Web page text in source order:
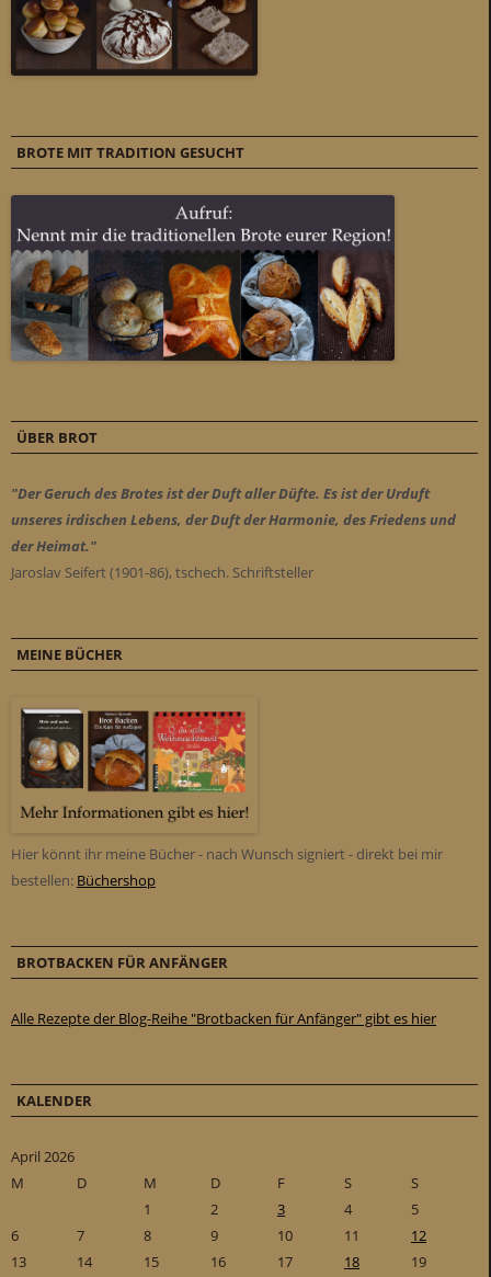
BROTE MIT TRADITION GESUCHT
ÜBER BROT
"Der Geruch des Brotes ist der Duft aller Düfte. Es ist der Urduft
unseres irdischen Lebens, der Duft der Harmonie, des Friedens und
der Heimat."
Jaroslav Seifert (1901-86), tschech. Schriftsteller
MEINE BÜCHER
Hier könnt ihr meine Bücher - nach Wunsch signiert - direkt bei mir
bestellen: Büchershop
BROTBACKEN FÜR ANFÄNGER
Alle Rezepte der Blog-Reihe "Brotbacken für Anfänger" gibt es hier
KALENDER
April 2026
M
D M D F S
S
1
2 3 4
5
6
7 8 9 10 11
12
13
14 15 16 17 18
19